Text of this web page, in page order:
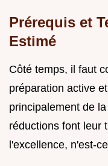
Prérequis et
Estimé
Côté temps, il faut
préparation active et
principalement de
réductions font leur
l'excellence, n'est-